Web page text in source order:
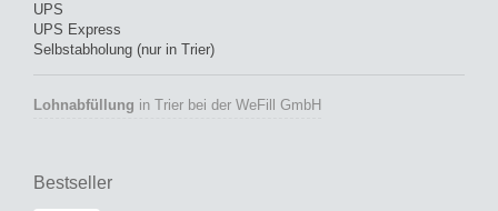
UPS
UPS Express
Selbstabholung (nur in Trier)
Lohnabfüllung in Trier bei der WeFill GmbH
Bestseller